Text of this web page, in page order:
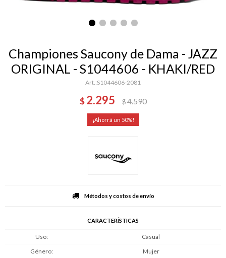
Championes Saucony de Dama - JAZZ
ORIGINAL - S1044606 - KHAKI/RED
S1044606-2081
$ 2.295 $4.590
50
Métodos y costos de envío
CARACTERÍSTICAS
Uso
Casual
Género
Mujer